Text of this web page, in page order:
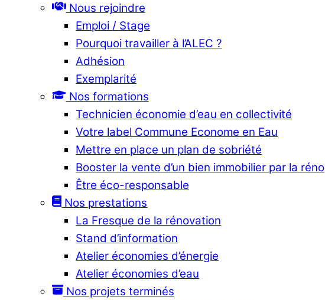
Nous rejoindre
Emploi / Stage
Pourquoi travailler à l’ALEC ?
Adhésion
Exemplarité
Nos formations
Technicien économie d’eau en collectivité
Votre label Commune Econome en Eau
Mettre en place un plan de sobriété
Booster la vente d’un bien immobilier par la réno
Être éco-responsable
Nos prestations
La Fresque de la rénovation
Stand d’information
Atelier économies d’énergie
Atelier économies d’eau
Nos projets terminés